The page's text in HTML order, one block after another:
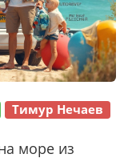
Тимур Нечаев
море из